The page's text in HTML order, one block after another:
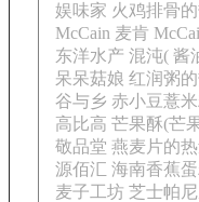
娱味家 火鸡排骨
McCain 麦肯
东洋水产 混沌( 酱
呆呆菇娘 红润粥
谷与乡 赤小豆薏
高比高 芒果酥(芒
敬品堂 燕麦片的
源佰汇 海南香蕉
麦子工坊 芝士帕